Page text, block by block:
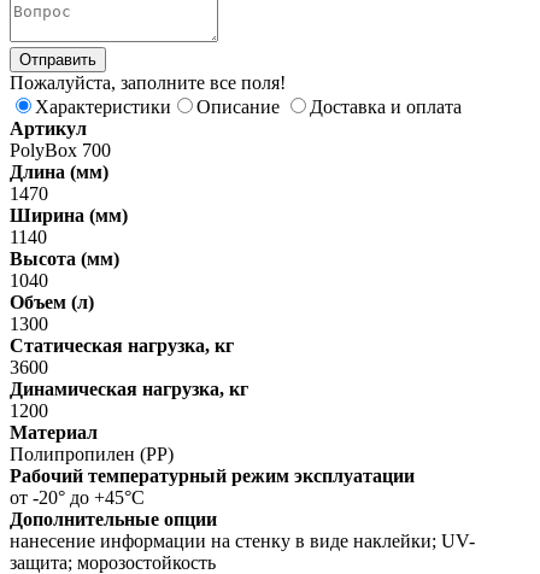
Пожалуйста, заполните все поля!
Характеристики
Описание
Доставка и оплата
Артикул
PolyBox 700
Длина (мм)
1470
Ширина (мм)
1140
Высота (мм)
1040
Объем (л)
1300
Статическая нагрузка, кг
3600
Динамическая нагрузка, кг
1200
Материал
Полипропилен (PP)
Рабочий температурный режим эксплуатации
от -20° до +45°С
Дополнительные опции
нанесение информации на стенку в виде наклейки; UV-
защита; морозостойкость